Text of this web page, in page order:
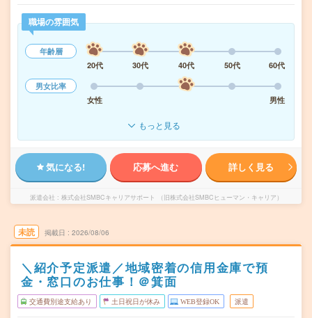
職場の雰囲気
年齢層
20代
30代 40代 50代
60代
男女比率
女性
男性
もっと見る
気になる! 応募へ進む 詳しく見る
派遣会社 株式会社SMBCキャリアサポート （旧株式会社SMBCヒューマン・キャリア）
未読 掲載日 2026/08/06
＼紹介予定派遣／地域密着の信用金庫で預
金・窓口のお仕事！＠箕面
交通費別途支給あり 土日祝日が休み WEB登録OK 派遣